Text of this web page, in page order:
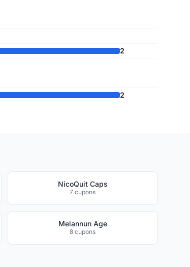
2
2
NicoQuit Caps
7 cupons
Melannun Age
8 cupons